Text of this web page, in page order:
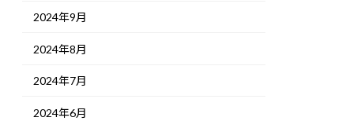
2024年9月
2024年8月
2024年7月
2024年6月